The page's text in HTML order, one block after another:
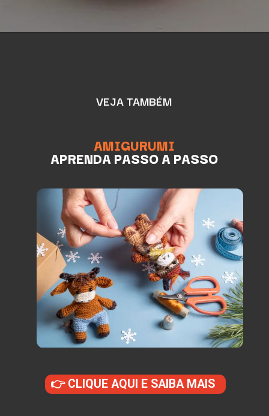
AMIGURUMI
APRENDA PASSO A PASSO
VEJA TAMBÉM
👉 CLIQUE AQUI E SAIBA MAIS